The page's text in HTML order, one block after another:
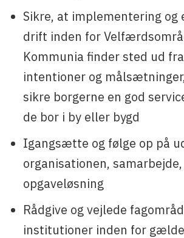
Sikre, at implementering og
drift inden for
Kommunia finder sted ud
intentioner og
sikre borgerne en god
de bor i by eller bygd
Igangsætte og følge op på
organisationen,
opgaveløsning
Rådgive og vejlede
institutioner inden for